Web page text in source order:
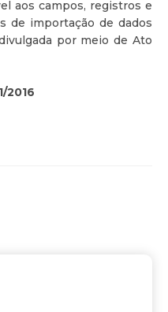
aos campos, registros e
de importação de dados
por meio de Ato
2016